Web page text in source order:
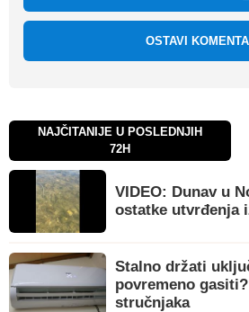
OSTAVI
NAJČITANIJE U POSLEDNJIH
72H
VIDEO: Dunav u
ostatke utvrđenja
Stalno držati
povremeno
stručnjaka